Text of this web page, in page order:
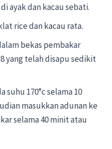
ayak dan kacau sebati.
rice dan kacau rata.
bekas pembakar
yang telah disapu sedikit
suhu 170°c selama 10
masukkan adunan ke
selama 40 minit atau